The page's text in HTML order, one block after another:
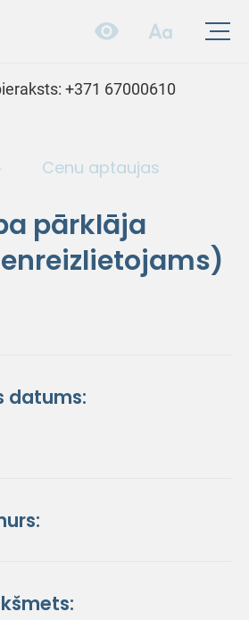
+371 67000610
Cenu aptaujas
pārklāja
datums: